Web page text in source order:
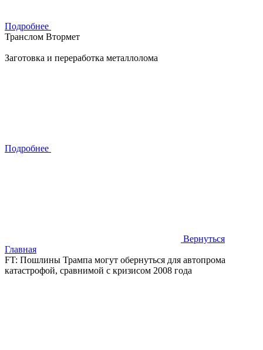
Подробнее
Транслом Втормет
Заготовка и переработка металлолома
Подробнее
Вернуться
Главная
FT: Пошлины Трампа могут обернуться для автопрома
катастрофой, сравнимой с кризисом 2008 года